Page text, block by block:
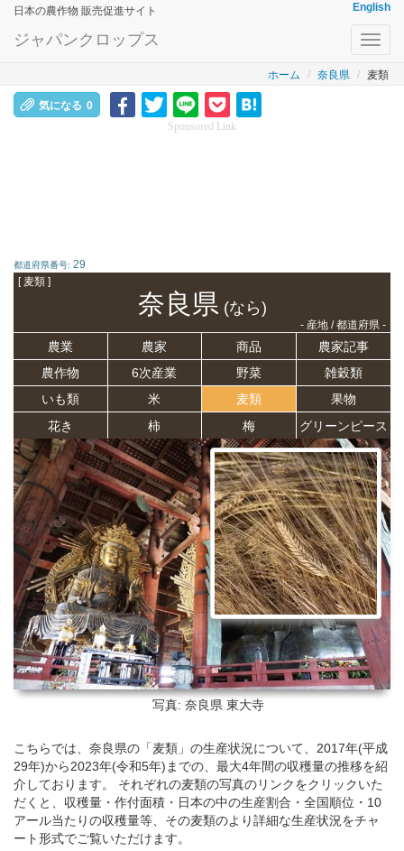
日本の農作物 販売促進サイト English
ジャパンクロップス
ホーム 奈良県 麦類
気になる 0
Sponsored Link
都道府県番号: 29
[ 麦類 ]
奈良県(なら)
- 産地 / 都道府県 -
農業 農家 商品
農家記事
農作物
6次産業 野菜
雑穀類
いも類
米 麦類
果物
花き
柿 梅 グリーンピース
写真: 奈良県 東大寺
こちらでは、奈良県の「麦類」の生産状況について、2017年(平成
29年)から2023年(令和5年)までの、最大4年間の収穫量の推移を紹
介しております。 それぞれの麦類の写真のリンクをクリックいた
だくと、収穫量・作付面積・日本の中の生産割合・全国順位・10
アール当たりの収穫量等、その麦類のより詳細な生産状況をチャ
ート形式でご覧いただけます。